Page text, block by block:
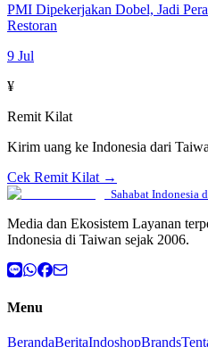
PMI Dipekerjakan Dobel, Jadi
Restoran
9 Jul
¥
Remit Kilat
Kirim uang ke Indonesia dari
Cek Remit Kilat →
Sahabat Indonesia
Media dan Ekosistem Layanan
Indonesia di Taiwan sejak 2006.
Menu
BerandaBeritaIndoshopBrands